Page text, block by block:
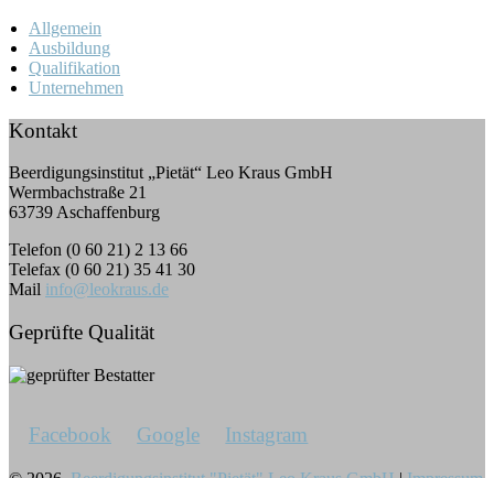
Allgemein
Ausbildung
Qualifikation
Unternehmen
Kontakt
Beerdigungsinstitut „Pietät“ Leo Kraus GmbH
Wermbachstraße 21
63739 Aschaffenburg
Telefon (0 60 21) 2 13 66
Telefax (0 60 21) 35 41 30
Mail info@leokraus.de
Geprüfte Qualität
Facebook Google Instagram